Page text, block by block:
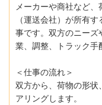
メーカーや商社など
（運送会社）が所有
事です。双方のニーズ
業、調整、トラック手
＜仕事の流れ＞
双方から、荷物の形状
アリングします。